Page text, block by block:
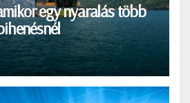
egy nyaralás több